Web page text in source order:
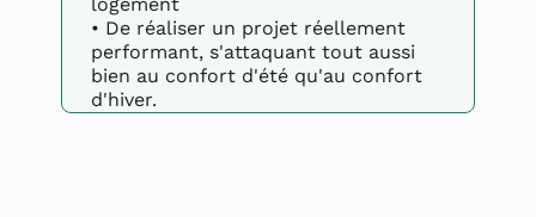
• De réaliser un projet réellement
performant, s'attaquant tout aussi
bien au confort d'été qu'au confort
d'hiver.